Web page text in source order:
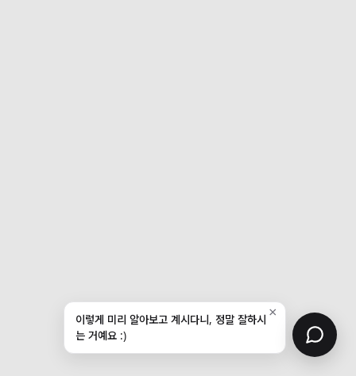
×
이렇게 미리 알아보고 계시다니, 정말 잘하시
는 거예요 :)